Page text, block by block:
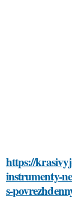
https://
instrumenty-
s-